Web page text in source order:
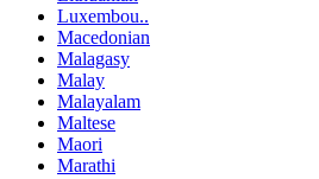
Luxembou..
Macedonian
Malagasy
Malay
Malayalam
Maltese
Maori
Marathi